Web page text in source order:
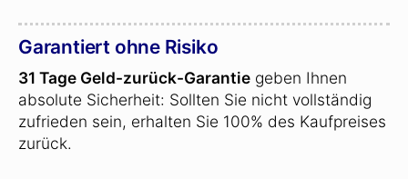
Garantiert ohne Risiko
31 Tage Geld-zurück-Garantie geben Ihnen
absolute Sicherheit: Sollten Sie nicht vollständig
zufrieden sein, erhalten Sie 100% des Kaufpreises
zurück.